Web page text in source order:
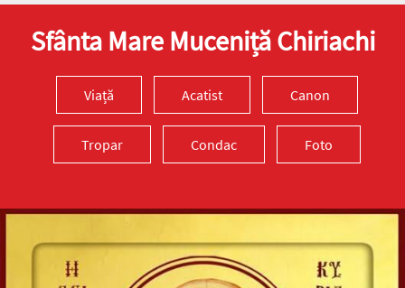
Sfânta Mare Muceniță Chiriachi
Viață Acatist Canon
Tropar Condac Foto